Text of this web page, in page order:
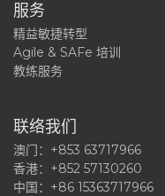
服务
精益敏捷转型
Agile & SAFe 培训
教练服务
联络我们
澳门：+853 63717966
香港：+852 57130260
中国：+86 15363717966